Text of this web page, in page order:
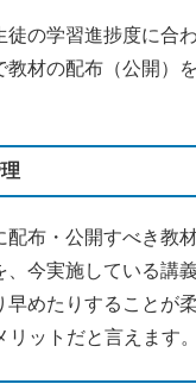
徒の学習進捗度に合
教材の配布（公開）
配布・公開すべき教
、今実施している講
早めたりすることが
リットだと言えます。